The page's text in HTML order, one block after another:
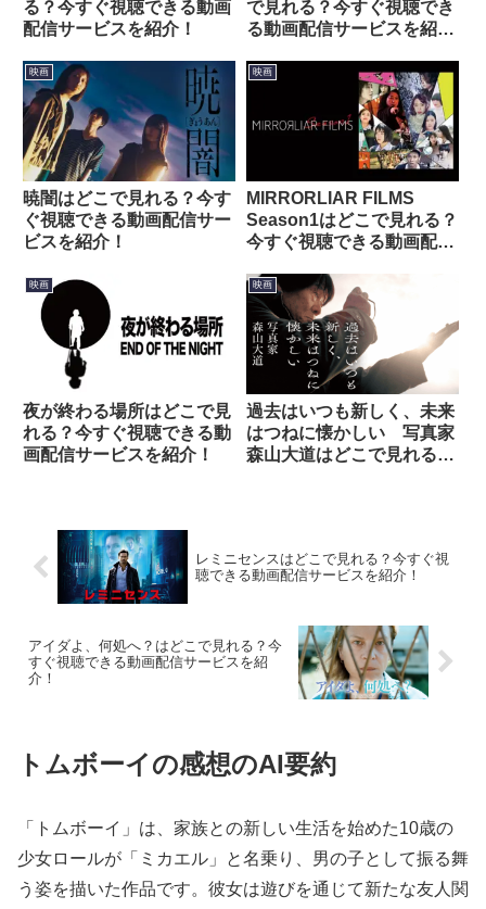
る？今すぐ視聴できる動画
配信サービスを紹介！
で見れる？今すぐ視聴でき
る動画配信サービスを紹
映画
暁闇はどこで見れる？今す
ぐ視聴できる動画配信サー
ビスを紹介！
映画
MIRRORLIAR FILMS
Season1はどこで見れる？
今すぐ視聴できる動画配信
映画
夜が終わる場所はどこで見
れる？今すぐ視聴できる動
画配信サービスを紹介！
映画
過去はいつも新しく、未来
はつねに懐かしい 写真家
森山大道はどこで見れる？
レミニセンスはどこで見れる？今すぐ視
聴できる動画配信サービスを紹介！
アイダよ、何処へ？はどこで見れる？今
すぐ視聴できる動画配信サービスを紹
介！
トムボーイの感想のAI要約
「トムボーイ」は、家族との新しい生活を始めた10歳の
少女ロールが「ミカエル」と名乗り、男の子として振る舞
う姿を描いた作品です。彼女は遊びを通じて新たな友人関